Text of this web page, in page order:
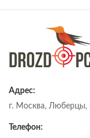
Адрес:
г. Москва, Люберцы,
Телефон: